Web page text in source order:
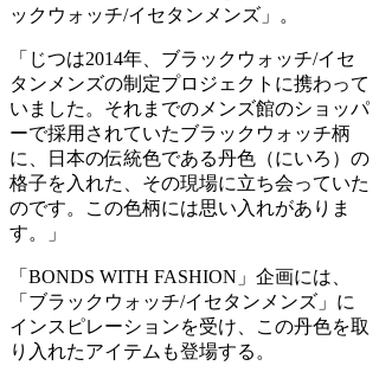
ックウォッチ/イセタンメンズ」。
「じつは2014年、ブラックウォッチ/イセ
タンメンズの制定プロジェクトに携わって
いました。それまでのメンズ館のショッパ
ーで採用されていたブラックウォッチ柄
に、日本の伝統色である丹色（にいろ）の
格子を入れた、その現場に立ち会っていた
のです。この色柄には思い入れがありま
す。」
「BONDS WITH FASHION」企画には、
「ブラックウォッチ/イセタンメンズ」に
インスピレーションを受け、この丹色を取
り入れたアイテムも登場する。